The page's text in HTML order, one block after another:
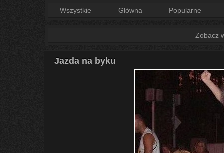
Wszystkie Główna Popularne
Zobacz
Jazda na byku